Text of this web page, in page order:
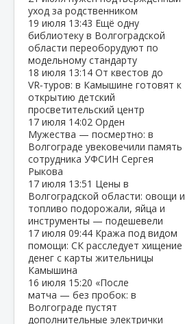
уход за родственником
19 июля 13:43 Ещё одну
библиотеку в Волгоградской
области переоборудуют по
модельному стандарту
18 июля 13:14 От квестов до
VR‑туров: в Камышине готовят к
открытию детский
просветительский центр
17 июля 14:02 Орден
Мужества — посмертно: в
Волгограде увековечили память
сотрудника УФСИН Сергея
Рыкова
17 июля 13:51 Цены в
Волгоградской области: овощи и
топливо подорожали, яйца и
инструменты — подешевели
17 июля 09:44 Кража под видом
помощи: СК расследует хищение
денег с карты жительницы
Камышина
16 июля 15:20 «После
матча — без пробок: в
Волгограде пустят
дополнительные электрички